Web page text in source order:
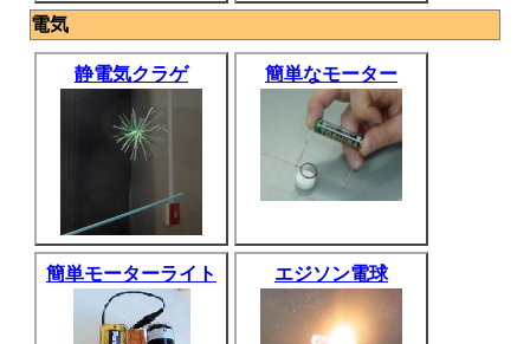
電気
静電気クラゲ 簡単なモーター
簡単モーターライト エジソン電球